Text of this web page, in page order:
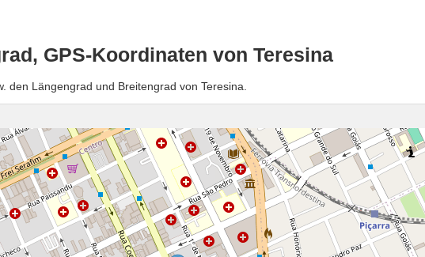
GPS-Koordinaten von Teresina
den Längengrad und Breitengrad von Teresina.